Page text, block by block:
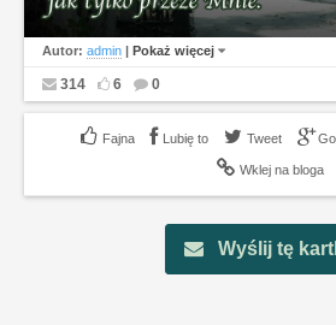
Autor: admin | Pokaż więcej
314 6 0
Lubię to Tweet
Wklej na bloga
Wyślij tę